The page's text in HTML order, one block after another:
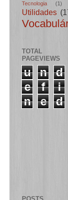
Tecnologia
(1)
Utilidades
TOTAL
PAGEVIEWS
u n
d
e
f
i
n
e d